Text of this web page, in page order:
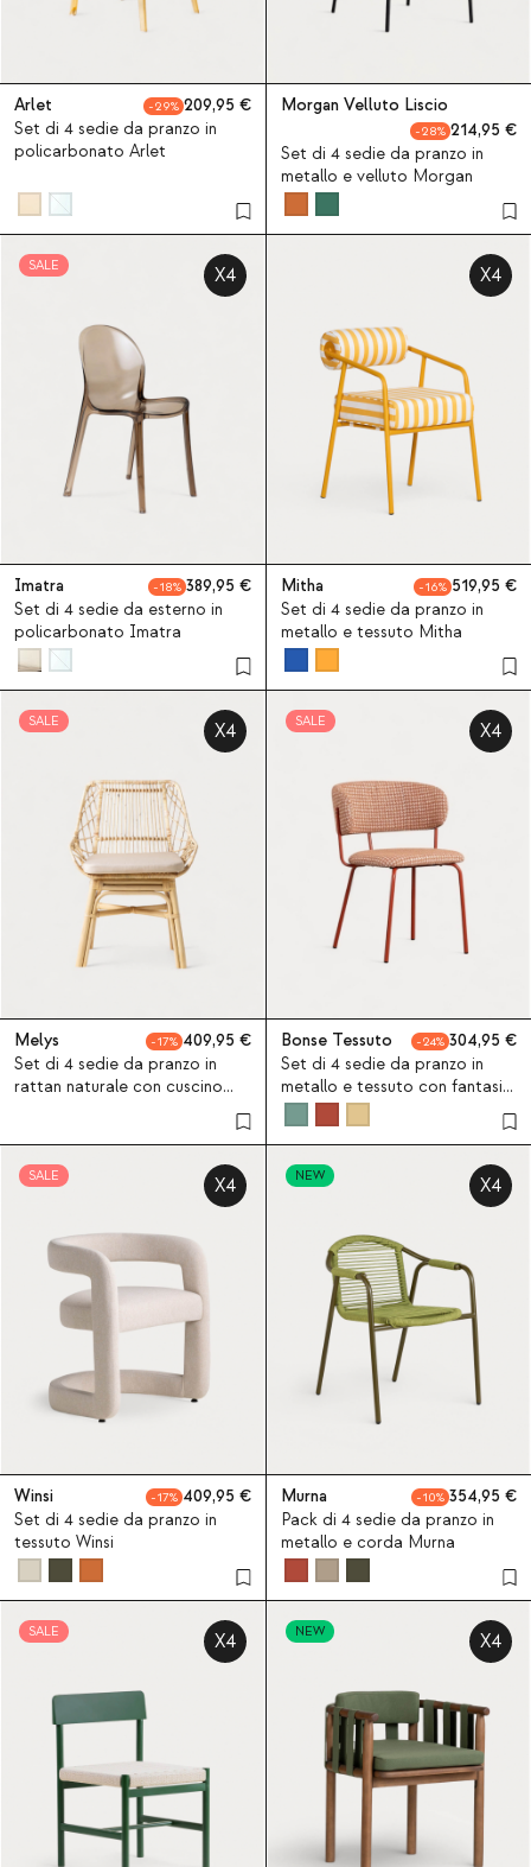
Arlet 29
209,95
Set di 4 sedie da pranzo in
policarbonato Arlet
Morgan Velluto Liscio
28
214,95
Set di 4 sedie da pranzo in
metallo e velluto Morgan
SALE X4
Imatra 18
389,95
Set di 4 sedie da esterno in
policarbonato Imatra
X4
Mitha 16
519,95
Set di 4 sedie da pranzo in
metallo e tessuto Mitha
SALE X4
Melys 17
409,95
Set di 4 sedie da pranzo in
rattan naturale con cuscino
SALE X4
Bonse Tessuto 24
304,95
Set di 4 sedie da pranzo in
metallo e tessuto con fantasia
SALE X4
Winsi 17
409,95
Set di 4 sedie da pranzo in
tessuto Winsi
NEW X4
Murna 10
354,95
Pack di 4 sedie da pranzo in
metallo e corda Murna
SALE X4 NEW X4